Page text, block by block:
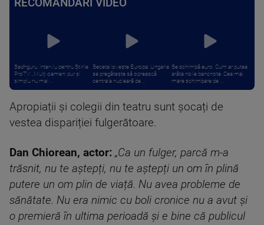
RECOMANDĂRI VIDEO
Sadhguru, interviu pentru Știrile
ProTV: „Mulți oameni pur și
simplu nu mai ...
Seceta lovește Europa: Ungaria
se pregătește să oprească
centrala nucleară de ...
Se schimbă euro. Cum ar putea
arăta noile bancnote. Cea mai
mare schimbare de ...
Apropiații și colegii din teatru sunt șocați de
vestea dispariției fulgerătoare.
Dan Chiorean, actor: „Ca un fulger, parcă m-a
trăsnit, nu te aștepți, nu te aștepți un om în plină
putere un om plin de viață. Nu avea probleme de
sănătate. Nu era nimic cu boli cronice nu a avut și
o premieră în ultima perioadă și e bine că publicul